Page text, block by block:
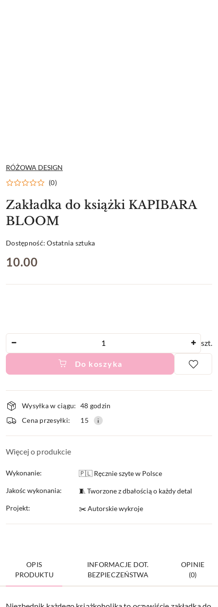
NAZWA
PRODUCENTA:
RÓŻOWA DESIGN
(0)
Zakładka do książki KAPIBARA
BLOOM
Dostępność:Ostatnia sztuka
cena:
10.00
szt.
Do koszyka
i
dostawa
Wysyłka w ciągu: 48 godzin
Cena przesyłki:
15
Więcej o produkcie
Wykonanie: 🇵🇱 Ręcznie szyte w Polsce
Jakośc wykonania: 🧵 Tworzone z dbałością o każdy detal
Projekt: ✂️ Autorskie wykroje
OPIS
PRODUKTU
INFORMACJE DOT.
BEZPIECZEŃSTWA
OPINIE
(0)